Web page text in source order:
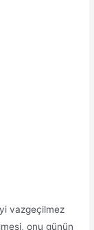
vazgeçilmez
onu günün